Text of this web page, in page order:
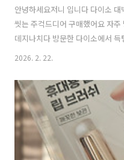
안녕하세요저니 입니다 다이소
씻는 주걱드디어 구매했어요 자
데지나치다 방문한 다이소에서
사온게 아쉽습니다 손은 5개인데6
니다 가끔 쌀도 버리는데흘리지
겨울에는 쌀 씻고 나면손이 얼얼
격은 만원이라도 아깝지 않습니다
는주걱 깨끗하게 씻고 깔끔하게
는 쌀세척봉: 쌀씻는주걱 이웃님
2026. 2. 22.